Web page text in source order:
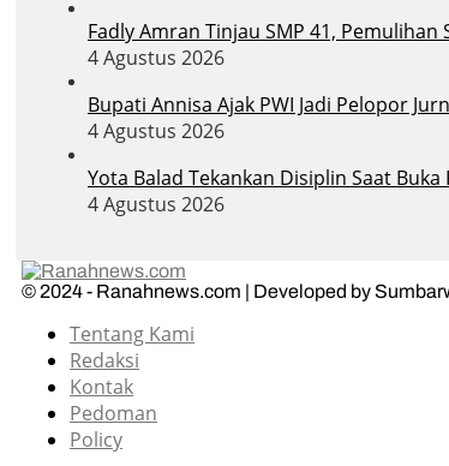
Fadly Amran Tinjau SMP 41,
4 Agustus 2026
Bupati Annisa Ajak PWI Jadi Pelopor
4 Agustus 2026
Yota Balad Tekankan Disiplin Saat
4 Agustus 2026
© 2024 - Ranahnews.com | Developed by
Tentang Kami
Redaksi
Kontak
Pedoman
Policy